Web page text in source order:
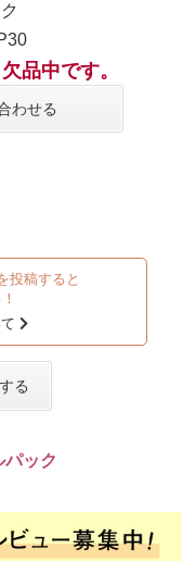
品中です。
わせる
投稿すると
る
ック